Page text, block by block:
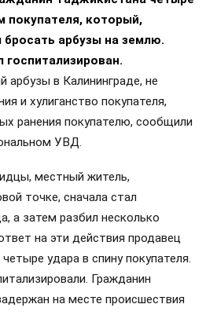
покупателя, который,
бросать арбузы на землю.
арбузы в Калининграде, не
и хулиганство покупателя,
ранения покупателю, сообщили
УВД.
местный житель,
точке, сначала стал
а затем разбил несколько
на эти действия продавец
удара в спину покупателя.
Гражданин
на месте происшествия